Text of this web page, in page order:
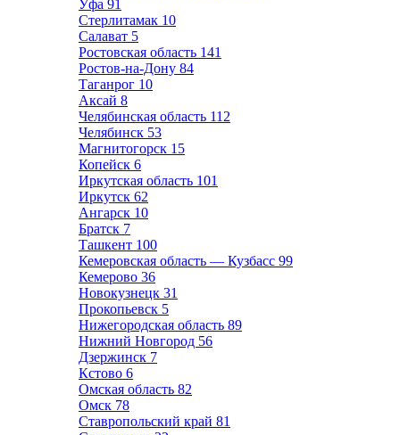
Уфа 91
Стерлитамак 10
Салават 5
Ростовская область 141
Ростов-на-Дону 84
Таганрог 10
Аксай 8
Челябинская область 112
Челябинск 53
Магнитогорск 15
Копейск 6
Иркутская область 101
Иркутск 62
Ангарск 10
Братск 7
Ташкент 100
Кемеровская область — Кузбасс 99
Кемерово 36
Новокузнецк 31
Прокопьевск 5
Нижегородская область 89
Нижний Новгород 56
Дзержинск 7
Кстово 6
Омская область 82
Омск 78
Ставропольский край 81